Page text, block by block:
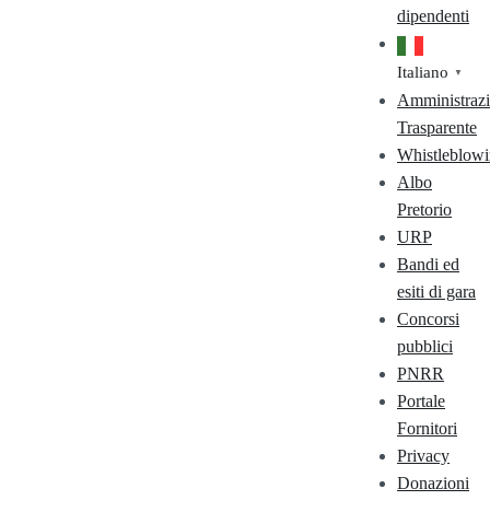
dipendenti
Italiano ▼
Trasparente
Albo
Pretorio
URP
Bandi ed
esiti di gara
Concorsi
pubblici
PNRR
Portale
Fornitori
Privacy
Donazioni